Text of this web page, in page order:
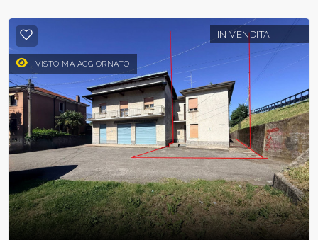
IN VENDITA
VISTO MA AGGIORNATO